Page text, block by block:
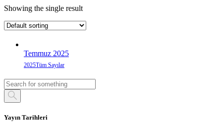
Showing the single result
Temmuz 2025
2025Tüm Sayılar
Yayın Tarihleri